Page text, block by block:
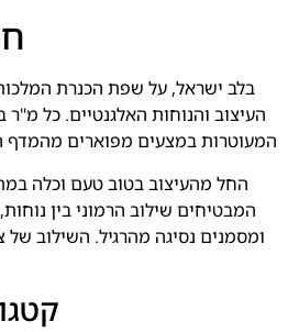
בלב ישראל, על שפת הכנרת
העיצוב והנוחות האלגנטיים. כל
המעוטרות במצעים מפוארים מהמדף
החל מהעיצוב בטוב טעם וכלה
המבטיחים שילוב הרמוני בין
ומסמנים נסיגה מהרגיל. השילוב